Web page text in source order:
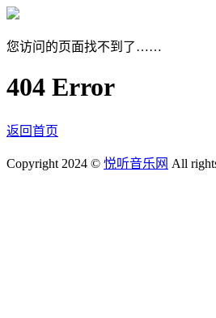
您访问的页面找不到了……
404 Error
返回首页
Copyright 2024 © 悦听音乐网 All